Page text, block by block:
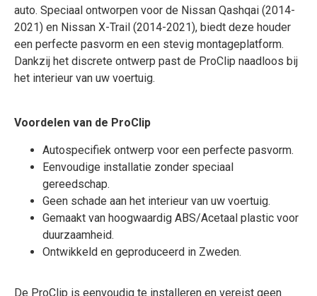
auto. Speciaal ontworpen voor de Nissan Qashqai (2014-
2021) en Nissan X-Trail (2014-2021), biedt deze houder
een perfecte pasvorm en een stevig montageplatform.
Dankzij het discrete ontwerp past de ProClip naadloos bij
het interieur van uw voertuig.
Voordelen van de ProClip
Autospecifiek ontwerp voor een perfecte pasvorm.
Eenvoudige installatie zonder speciaal
gereedschap.
Geen schade aan het interieur van uw voertuig.
Gemaakt van hoogwaardig ABS/Acetaal plastic voor
duurzaamheid.
Ontwikkeld en geproduceerd in Zweden.
De ProClip is eenvoudig te installeren en vereist geen